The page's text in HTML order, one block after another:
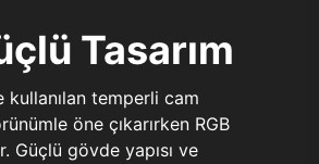
Tasarım
kullanılan temperli cam
öne çıkarırken RGB
Güçlü gövde yapısı ve